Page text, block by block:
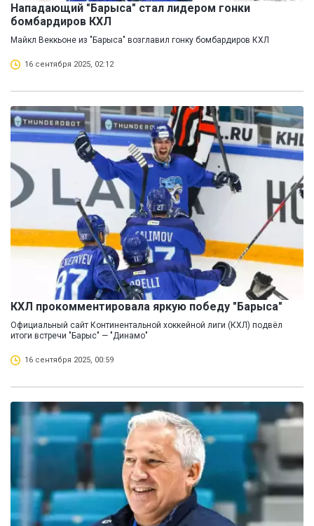
Нападающий "Барыса" стал лидером гонки
бомбардиров КХЛ
Майкл Веккьоне из "Барыса" возглавил гонку бомбардиров КХЛ
16 сентября 2025, 02:12
КХЛ прокомментировала яркую победу "Барыса"
Официальный сайт Континентальной хоккейной лиги (КХЛ) подвёл
итоги встречи "Барыс" — "Динамо"
16 сентября 2025, 00:59